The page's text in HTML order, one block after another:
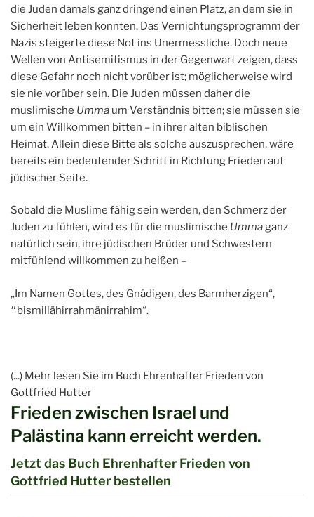
die Juden damals ganz dringend einen Platz, an dem sie in
Sicherheit leben konnten. Das Vernichtungsprogramm der
Nazis steigerte diese Not ins Unermessliche. Doch neue
Wellen von Antisemitismus in der Gegenwart zeigen, dass
diese Gefahr noch nicht vorüber ist; möglicherweise wird
sie nie vorüber sein. Die Juden müssen daher die
muslimische Umma um Verständnis bitten; sie müssen sie
um ein Willkommen bitten – in ihrer alten biblischen
Heimat. Allein diese Bitte als solche auszusprechen, wäre
bereits ein bedeutender Schritt in Richtung Frieden auf
jüdischer Seite.
Sobald die Muslime fähig sein werden, den Schmerz der
Juden zu fühlen, wird es für die muslimische Ummaganz
natürlich sein, ihre jüdischen Brüder und Schwestern
mitfühlend willkommen zu heißen –
„Im Namen Gottes, des Gnädigen, des Barmherzigen“,
״bismillähirrahmänirrahim“.
(...) Mehr lesen Sie im Buch Ehrenhafter Frieden von
Gottfried Hutter
Frieden zwischen Israel und
Palästina kann erreicht werden.
Jetzt das Buch Ehrenhafter Frieden von
Gottfried Hutter bestellen